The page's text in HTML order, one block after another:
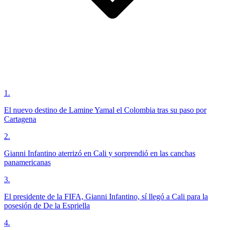
1 .
El nuevo destino de Lamine Yamal el Colombia tras su paso por
Cartagena
2.
Gianni Infantino aterrizó en Cali y sorprendió en las canchas
panamericanas
3.
El presidente de la FIFA, Gianni Infantino, sí llegó a Cali para la
posesión de De la Espriella
4.